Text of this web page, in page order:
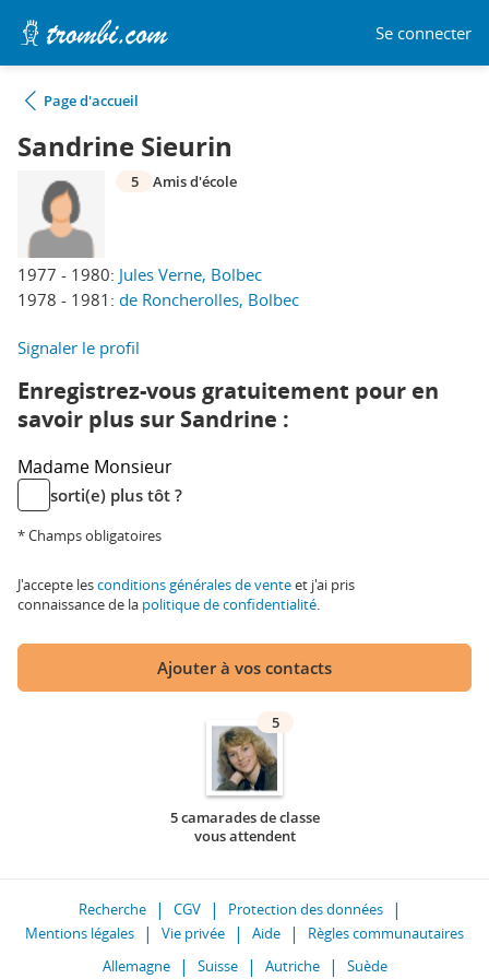
Se connecter
Page d'accueil
Sandrine Sieurin
1977 - 1980: Jules Verne, Bolbec
1978 - 1981: de Roncherolles, Bolbec
5 Amis d'école
Signaler le profil
Enregistrez-vous gratuitement pour en
savoir plus sur Sandrine :
Madame Monsieur
sorti(e) plus tôt ?
* Champs obligatoires
J'accepte lesconditions générales de venteet j'ai pris
connaissance de la politique de confidentialité.
Ajouter à vos contacts
5
5 camarades de classe
vous attendent
Recherche CGV
Protection des données
Mentions légales
Vie privée Aide
Règles communautaires
Allemagne
Suisse Autriche Suède